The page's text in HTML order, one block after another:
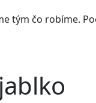
tým čo robíme.